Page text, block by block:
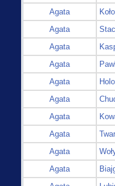
Agata
Agata
Agata
Agata
Agata
Agata
Agata
Agata
Agata
Agata